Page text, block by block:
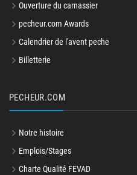
Ouverture du carnassier
pecheur.com Awards
Calendrier de l'avent peche
Billetterie
PECHEUR.COM
Notre histoire
Emplois/Stages
Charte Qualité FEVAD